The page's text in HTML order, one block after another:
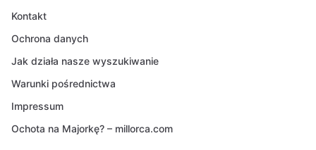
Kontakt
Ochrona danych
Jak działa nasze wyszukiwanie
Warunki pośrednictwa
Impressum
Ochota na Majorkę? – millorca.com